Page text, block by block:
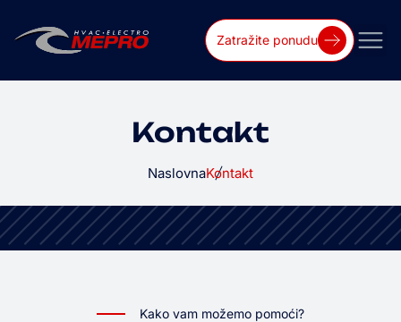
Zatražite ponudu
Kontakt
NaslovnaKontakt
Kako vam možemo pomoći?